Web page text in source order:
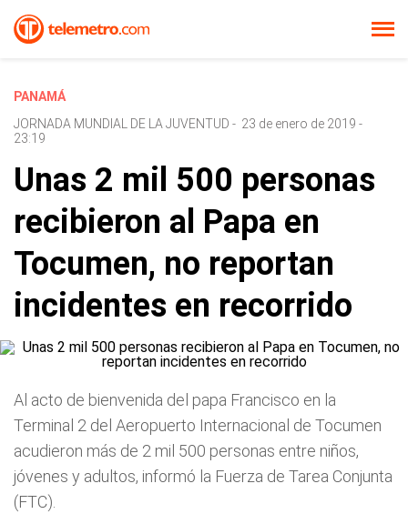
PANAMÁ
JORNADA MUNDIAL DE LA JUVENTUD - 23 de enero de 2019 -
23:19
Unas 2 mil 500 personas
recibieron al Papa en
Tocumen, no reportan
incidentes en recorrido
Al acto de bienvenida del papa Francisco en la
Terminal 2 del Aeropuerto Internacional de Tocumen
acudieron más de 2 mil 500 personas entre niños,
jóvenes y adultos, informó la Fuerza de Tarea Conjunta
(FTC).